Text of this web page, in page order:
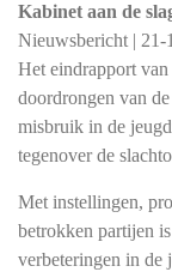
Kabinet aan de
Nieuwsbericht | 21-
Het eindrapport van
doordrongen van
misbruik in de
tegenover de
Met instellingen,
betrokken partijen
verbeteringen in de